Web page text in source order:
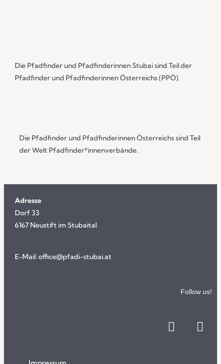
Die Pfadfinder und Pfadfinderinnen Stubai sind Teil der
Pfadfinder und Pfadfinderinnen Österreichs (PPÖ).
Die Pfadfinder und Pfadfinderinnen Österreichs sind Teil
der Welt Pfadfinder*innenverbände.
Adresse
Dorf 33
6167 Neustift im Stubaital
E-Mail:office@pfadi-stubai.at
Follow us!